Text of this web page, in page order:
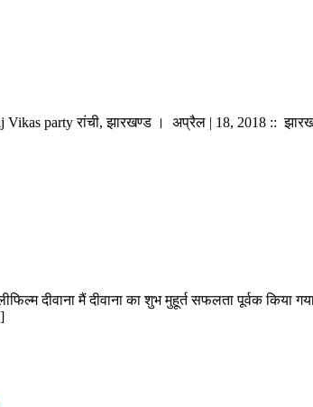
Vikas party रांची, झारखण्ड । अप्रैल | 18, 2018 ::
दीवाना मैं दीवाना का शुभ मुहूर्त सफलता पूर्वक